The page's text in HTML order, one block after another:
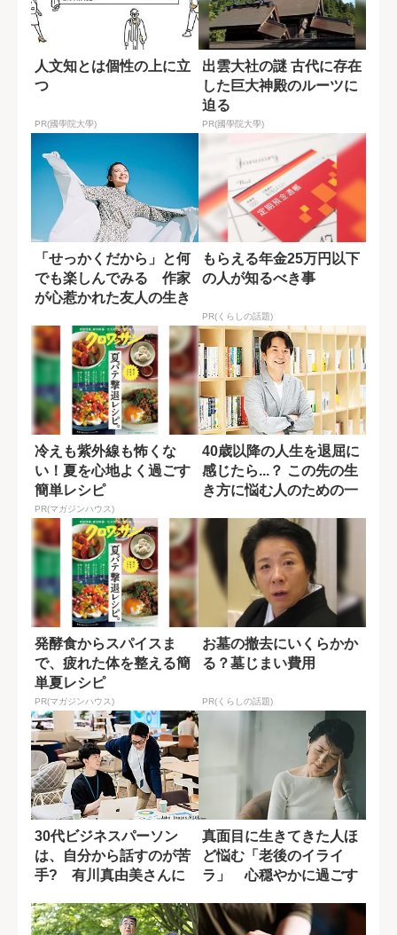
人文知とは個性の上に立
つ
PR(國學院大學)
出雲大社の謎 古代に存在
した巨大神殿のルーツに
迫る
PR(國學院大學)
「せっかくだから」と何
でも楽しんでみる 作家
が心惹かれた友人の生き
もらえる年金25万円以下
の人が知るべき事
PR(くらしの話題)
冷えも紫外線も怖くな
い！夏を心地よく過ごす
簡単レシピ
PR(マガジンハウス)
40歳以降の人生を退屈に
感じたら...？ この先の生
き方に悩む人のための一
発酵食からスパイスま
で、疲れた体を整える簡
単夏レシピ
PR(マガジンハウス)
お墓の撤去にいくらかか
る？墓じまい費用
PR(くらしの話題)
30代ビジネスパーソン
は、自分から話すのが苦
手? 有川真由美さんに
真面目に生きてきた人ほ
ど悩む「老後のイライ
ラ」 心穏やかに過ごす